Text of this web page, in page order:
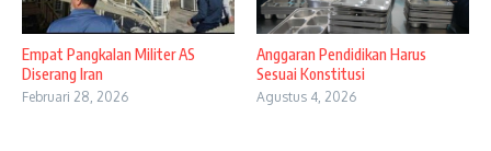
Empat Pangkalan Militer AS
Diserang Iran
Februari 28, 2026
Anggaran Pendidikan Harus
Sesuai Konstitusi
Agustus 4, 2026